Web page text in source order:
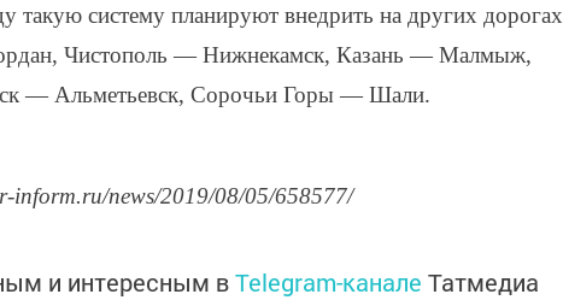
такую систему планируют внедрить на других дорогах
Чистополь — Нижнекамск, Казань — Малмыж,
— Альметьевск, Сорочьи Горы — Шали.
inform.ru/news/2019/08/05/658577/
и интересным вTelegram-канале Татмедиа